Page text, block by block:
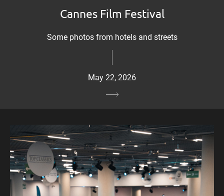
Cannes Film Festival
Some photos from hotels and streets
May 22, 2026